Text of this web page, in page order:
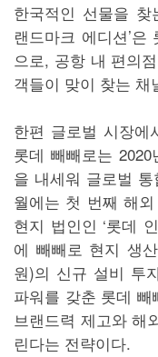
한국적인 선물을 찾
랜드마크 에디션’
으로, 공항 내 편의
객들이 맞이 찾는 채
한편 글로벌 시장에
롯데 빼빼로는
을 내세워 글로벌
월에는 첫 번째 해
현지 법인인 ‘롯데
에 빼빼로 현지 생
원)의 신규 설비 투
파워를 갖춘 롯데
브랜드력 제고와 해
린다는 전략이다.